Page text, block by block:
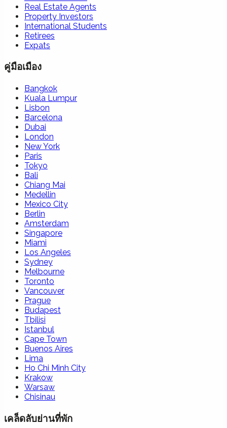
Real Estate Agents
Property Investors
International Students
Retirees
Expats
คู่มือเมือง
Bangkok
Kuala Lumpur
Lisbon
Barcelona
Dubai
London
New York
Paris
Tokyo
Bali
Chiang Mai
Medellin
Mexico City
Berlin
Amsterdam
Singapore
Miami
Los Angeles
Sydney
Melbourne
Toronto
Vancouver
Prague
Budapest
Tbilisi
Istanbul
Cape Town
Buenos Aires
Lima
Ho Chi Minh City
Krakow
Warsaw
Chisinau
เคล็ดลับย่านที่พัก